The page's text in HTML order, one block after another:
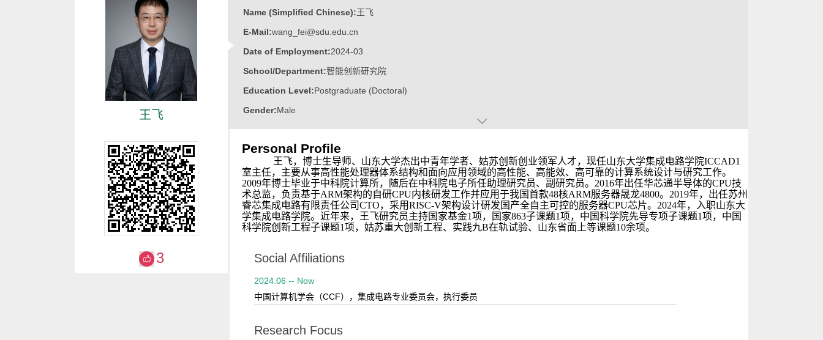
王飞
Name (Simplified Chinese):王飞
E-Mail:wang_fei@sdu.edu.cn
Date of Employment:2024-03
School/Department:智能创新研究院
Education Level:Postgraduate (Doctoral)
Gender:Male
Degree:博士
Alma Mater: 中国科学院计算技术研究所
College:
School of Integrated Circuits,Shandong University
Honor
2014 中国电子学会技术发明二等奖
Personal Profile
王飞，博士生导师、山东大学杰出中青年学者、姑苏创新创业领军人才，现任山东大学集成电路学院ICCAD1
室主任，主要从事高性能处理器体系结构和面向应用领域的高性能、高能效、高可靠的计算系统设计与研究工作。
2009年博士毕业于中科院计算所，随后在中科院电子所任助理研究员、副研究员。 2016年出任华芯通半导体的CPU技
术总监，负责基于ARM架构的自研CPU内核研发工作并应用于我国首款48核ARM服务器晟龙4800。 2019年，出任苏州
睿芯集成电路有限责任公司CTO，采用RISC-V架构设计研发国产全自主可控的服务器CPU芯片。2024年，入职山东大
学集成电路学院。近年来，王飞研究员主持国家基金1项，国家863子课题1项，中国科学院先导专项子课题1项，中国
科学院创新工程子课题1项，姑苏重大创新工程、实践九B在轨试验、山东省面上等课题10余项。
Social Affiliations
2024.06 -- Now
中国计算机学会（CCF），集成电路专业委员会，执行委员
Research Focus
3